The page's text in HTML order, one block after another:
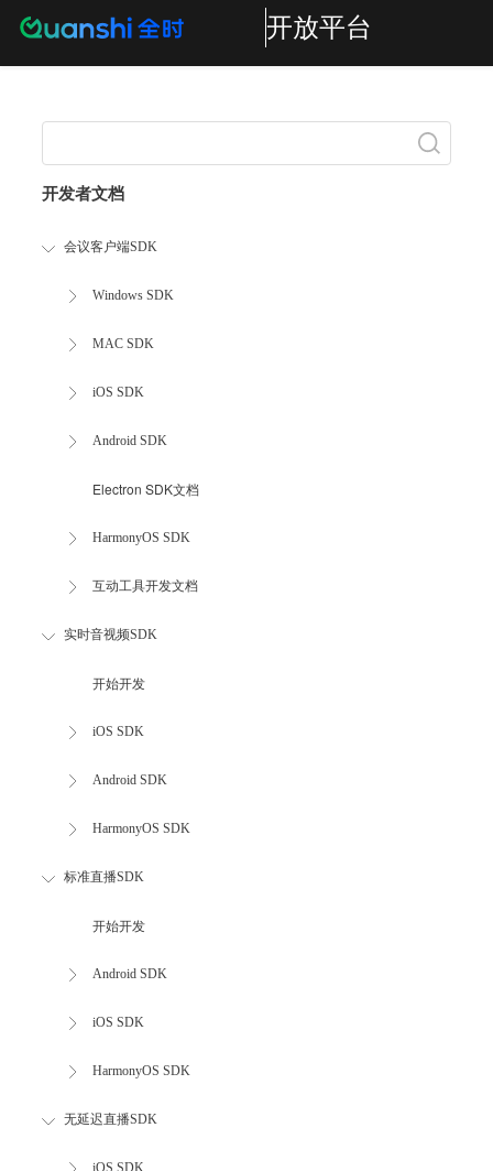
开放平台
开发者文档
会议客户端SDK
Windows SDK
MAC SDK
iOS SDK
Android SDK
Electron SDK文档
HarmonyOS SDK
互动工具开发文档
实时音视频SDK
开始开发
iOS SDK
Android SDK
HarmonyOS SDK
标准直播SDK
开始开发
Android SDK
iOS SDK
HarmonyOS SDK
无延迟直播SDK
iOS SDK